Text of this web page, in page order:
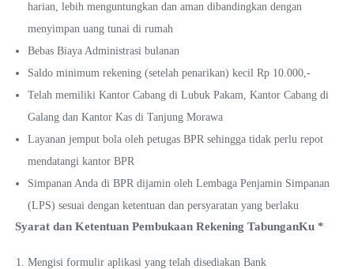
harian, lebih menguntungkan dan aman dibandingkan dengan
menyimpan uang tunai di rumah
Bebas Biaya Administrasi bulanan
Saldo minimum rekening (setelah penarikan) kecil Rp 10.000,-
Telah memiliki Kantor Cabang di Lubuk Pakam, Kantor Cabang di
Galang dan Kantor Kas di Tanjung Morawa
Layanan jemput bola oleh petugas BPR sehingga tidak perlu repot
mendatangi kantor BPR
Simpanan Anda di BPR dijamin oleh Lembaga Penjamin Simpanan
(LPS) sesuai dengan ketentuan dan persyaratan yang berlaku
Syarat dan Ketentuan Pembukaan Rekening TabunganKu *
Mengisi formulir aplikasi yang telah disediakan Bank